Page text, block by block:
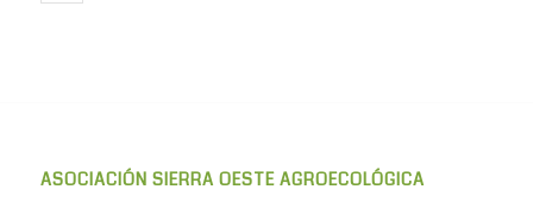
ASOCIACIÓN SIERRA OESTE AGROECOLÓGICA